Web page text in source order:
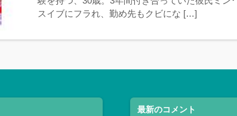
スイブにフラれ、勤め先もクビにな […]
最新のコメント